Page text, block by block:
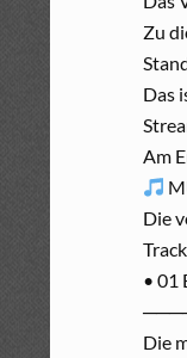
Zu
Das
Am
Die
• 01
Die